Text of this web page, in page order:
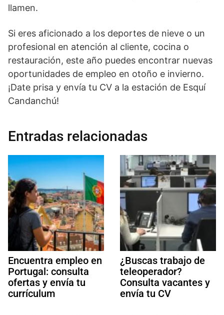
llamen.
Si eres aficionado a los deportes de nieve o un
profesional en atención al cliente, cocina o
restauración, este año puedes encontrar nuevas
oportunidades de empleo en otoño e invierno.
¡Date prisa y envía tu CV a la estación de Esquí
Candanchú!
Entradas relacionadas
Encuentra empleo en
Portugal: consulta
ofertas y envía tu
currículum
¿Buscas trabajo de
teleoperador?
Consulta vacantes y
envía tu CV